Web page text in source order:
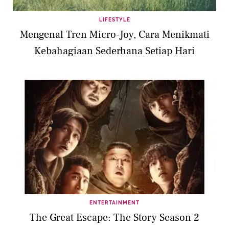
LIFESTYLE
Mengenal Tren Micro-Joy, Cara Menikmati
Kebahagiaan Sederhana Setiap Hari
ENTERTAINMENT
The Great Escape: The Story Season 2